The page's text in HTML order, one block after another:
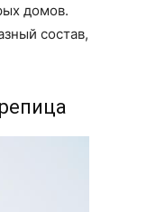
домов.
состав,